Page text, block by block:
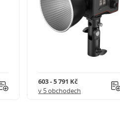
603 - 5 791 Kč
v 5 obchodech